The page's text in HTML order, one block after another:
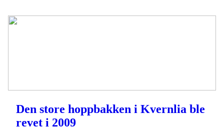
Den store hoppbakken i Kvernlia ble
revet i 2009